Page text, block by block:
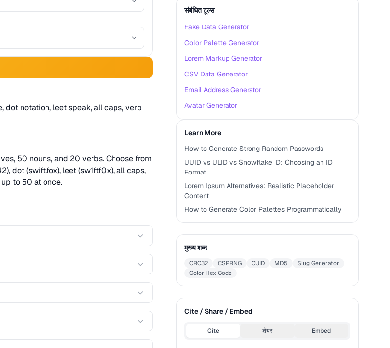
dot notation, leet speak, all caps, verb
50 nouns, and 20 verbs. Choose from
dot (swift.fox), leet (sw1ftf0x), all caps,
to 50 at once.
संबंधित टूल्स
Fake Data Generator
Color Palette Generator
Lorem Markup Generator
CSV Data Generator
Email Address Generator
Avatar Generator
Learn More
How to Generate Strong Random Passwords
UUID vs ULID vs Snowflake ID: Choosing an ID
Format
Lorem Ipsum Alternatives: Realistic Placeholder
Content
How to Generate Color Palettes Programmatically
मुख्य शब्द
CRC32 CSPRNG CUID MD5
Slug Generator
Color Hex Code
Cite / Share / Embed
Cite शेयर Embed